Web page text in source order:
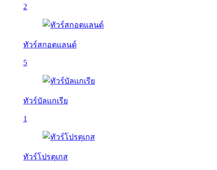
2
ทัวร์สกอตแลนด์
5
ทัวร์บัลเเกเรีย
1
ทัวร์โปรตุเกส